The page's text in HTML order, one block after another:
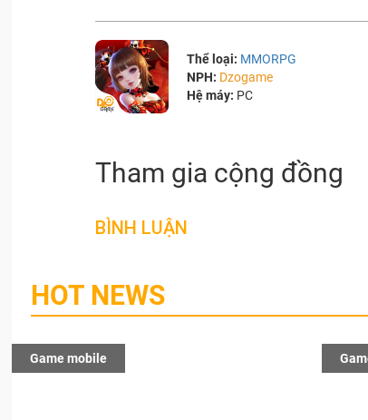
Thể loại: MMORPG
NPH: Dzogame
Hệ máy: PC
Tham gia cộng đồng
BÌNH LUẬN
HOT NEWS
Game mobile